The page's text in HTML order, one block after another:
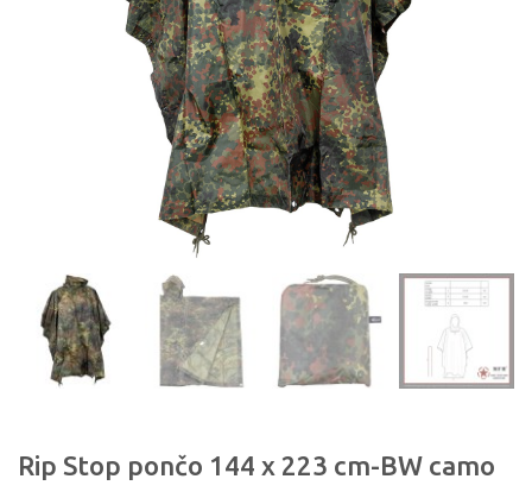
Rip Stop pončo 144 x 223 cm-BW camo